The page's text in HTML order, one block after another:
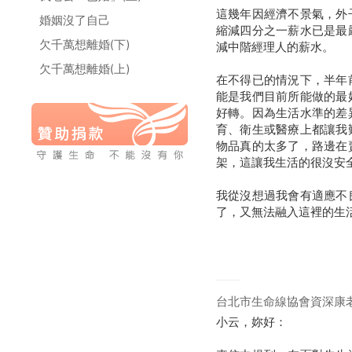
婚姻沒了自己
欠千萬想離婚(下)
欠千萬想離婚(上)
這幾年因經濟不景氣，
縮減四分之一薪水已是
減中階經理人的薪水。
在不得已的情況下，半
能是我們目前所能做的
好轉。因為生活水準的
育、衛生或醫療上都讓
物品真的太多了，路邊
架，這讓我生活的很沒安
我從沒想過我會有適應
了，又無法融入這裡的生
台北市生命線協會資深康
小云，妳好：